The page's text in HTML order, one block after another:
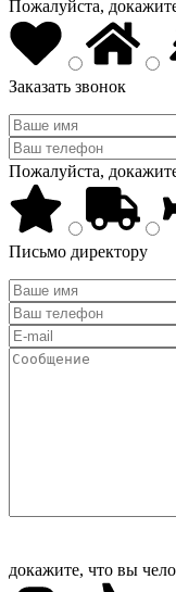
Пожалуйста,
Заказать звонок
Пожалуйста,
Письмо директору
докажите, что вы